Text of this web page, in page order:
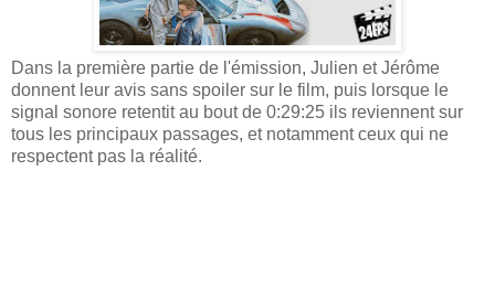
Dans la première partie de l'émission, Julien et Jérôme
donnent leur avis sans spoiler sur le film, puis lorsque le
signal sonore retentit au bout de 0:29:25 ils reviennent sur
tous les principaux passages, et notamment ceux qui ne
respectent pas la réalité.